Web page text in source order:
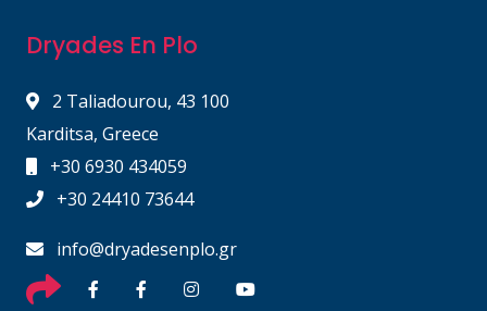
Dryades En Plo
2 Taliadourou, 43 100
Karditsa, Greece
+30 6930 434059
+30 24410 73644
info@dryadesenplo.gr